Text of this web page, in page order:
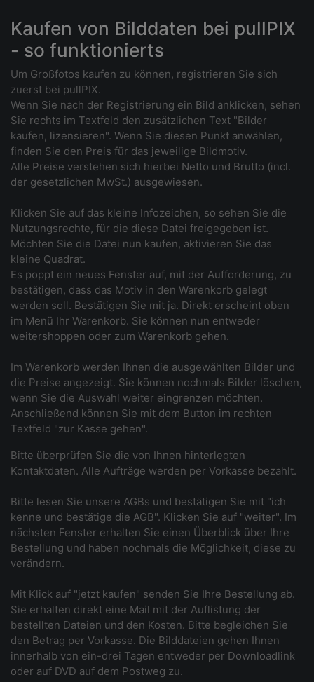
Kaufen von Bilddaten bei pullPIX
- so funktionierts
Um Großfotos kaufen zu können, registrieren Sie sich
zuerst bei pullPIX.
Wenn Sie nach der Registrierung ein Bild anklicken, sehen
Sie rechts im Textfeld den zusätzlichen Text "Bilder
kaufen, lizensieren". Wenn Sie diesen Punkt anwählen,
finden Sie den Preis für das jeweilige Bildmotiv.
Alle Preise verstehen sich hierbei Netto und Brutto (incl.
der gesetzlichen MwSt.) ausgewiesen.
Klicken Sie auf das kleine Infozeichen, so sehen Sie die
Nutzungsrechte, für die diese Datei freigegeben ist.
Möchten Sie die Datei nun kaufen, aktivieren Sie das
kleine Quadrat.
Es poppt ein neues Fenster auf, mit der Aufforderung, zu
bestätigen, dass das Motiv in den Warenkorb gelegt
werden soll. Bestätigen Sie mit ja. Direkt erscheint oben
im Menü Ihr Warenkorb. Sie können nun entweder
weitershoppen oder zum Warenkorb gehen.
Im Warenkorb werden Ihnen die ausgewählten Bilder und
die Preise angezeigt. Sie können nochmals Bilder löschen,
wenn Sie die Auswahl weiter eingrenzen möchten.
Anschließend können Sie mit dem Button im rechten
Textfeld "zur Kasse gehen".
Bitte überprüfen Sie die von Ihnen hinterlegten
Kontaktdaten. Alle Aufträge werden per Vorkasse bezahlt.
Bitte lesen Sie unsere AGBs und bestätigen Sie mit "ich
kenne und bestätige die AGB". Klicken Sie auf "weiter". Im
nächsten Fenster erhalten Sie einen Überblick über Ihre
Bestellung und haben nochmals die Möglichkeit, diese zu
verändern.
Mit Klick auf "jetzt kaufen" senden Sie Ihre Bestellung ab.
Sie erhalten direkt eine Mail mit der Auflistung der
bestellten Dateien und den Kosten. Bitte begleichen Sie
den Betrag per Vorkasse. Die Bilddateien gehen Ihnen
innerhalb von ein-drei Tagen entweder per Downloadlink
oder auf DVD auf dem Postweg zu.